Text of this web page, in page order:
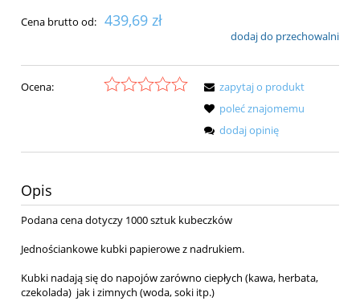
Cena brutto od: 439,69 zł
dodaj do przechowalni
Ocena:
zapytaj o produkt
poleć znajomemu
dodaj opinię
Opis
Podana cena dotyczy 1000 sztuk kubeczków
Jednościankowe kubki papierowe z nadrukiem.
Kubki nadają się do napojów zarówno ciepłych (kawa, herbata,
czekolada) jak i zimnych (woda, soki itp.)